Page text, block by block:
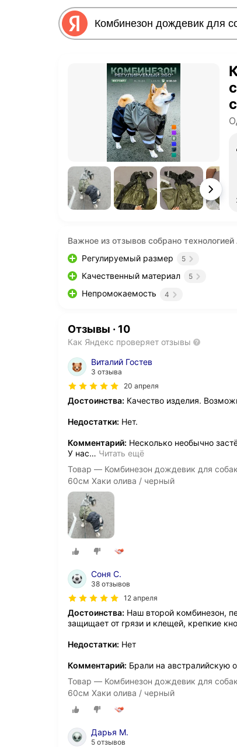
Важное из отзывов собрано технологией
Регулируемый размер
5
Качественный материал 5
Непромокаемость 4
Отзывы · 10
Как Яндекс проверяет отзывы
Виталий Гостев
3 отзыва
20 апреля
Достоинства: Качество изделия.
Недостатки: Нет.
Комментарий: Несколько необычно
У нас… Читать ещё
Товар — Комбинезон дождевик для
60см Хаки олива / черный
Соня С.
38 отзывов
12 апреля
Достоинства: Наш второй комбинезон,
защищает от грязи и клещей, крепкие
Недостатки: Нет
Комментарий: Брали на австралийскую
Товар — Комбинезон дождевик для
60см Хаки олива / черный
Дарья М.
5 отзывов